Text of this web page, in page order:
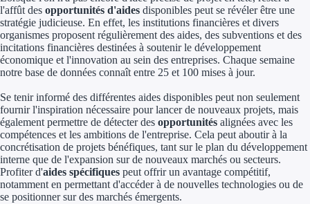
Aides Région
Aides Région
Aides Région
Régions de I à P
Aides Région Île-
Aides Région
l'affût des opportunités d'aides disponibles peut se révéler être une
stratégie judicieuse. En effet, les institutions financières et divers
organismes proposent régulièrement des aides, des subventions et des
incitations financières destinées à soutenir le développement
économique et l'innovation au sein des entreprises. Chaque semaine
notre base de données connaît entre 25 et 100 mises à jour.
Se tenir informé des différentes aides disponibles peut non seulement
fournir l'inspiration nécessaire pour lancer de nouveaux projets, mais
également permettre de détecter des opportunités alignées avec les
compétences et les ambitions de l'entreprise. Cela peut aboutir à la
concrétisation de projets bénéfiques, tant sur le plan du développement
interne que de l'expansion sur de nouveaux marchés ou secteurs.
Profiter d'aides spécifiques peut offrir un avantage compétitif,
notamment en permettant d'accéder à de nouvelles technologies ou de
se positionner sur des marchés émergents.